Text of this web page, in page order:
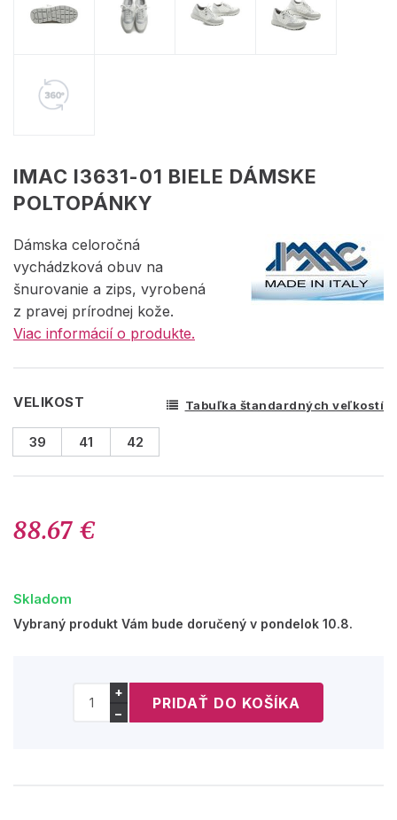
IMAC I3631-01 BIELE DÁMSKE
POLTOPÁNKY
Dámska celoročná
vychádzková obuv na
šnurovanie a zips, vyrobená
z pravej prírodnej kože.
Viac informácií o produkte.
VELIKOST Tabuľka štandardných veľkostí
39 41 42
88.67 €
Skladom
Vybraný produkt Vám bude doručený v pondelok 10.8.
+
−